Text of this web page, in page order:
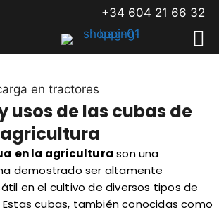
+34 604 21 66 32
usos de las cubas de
en la agricultura son una
demostrado ser altamente
en el cultivo de diversos tipos de
cubas, también conocidas como